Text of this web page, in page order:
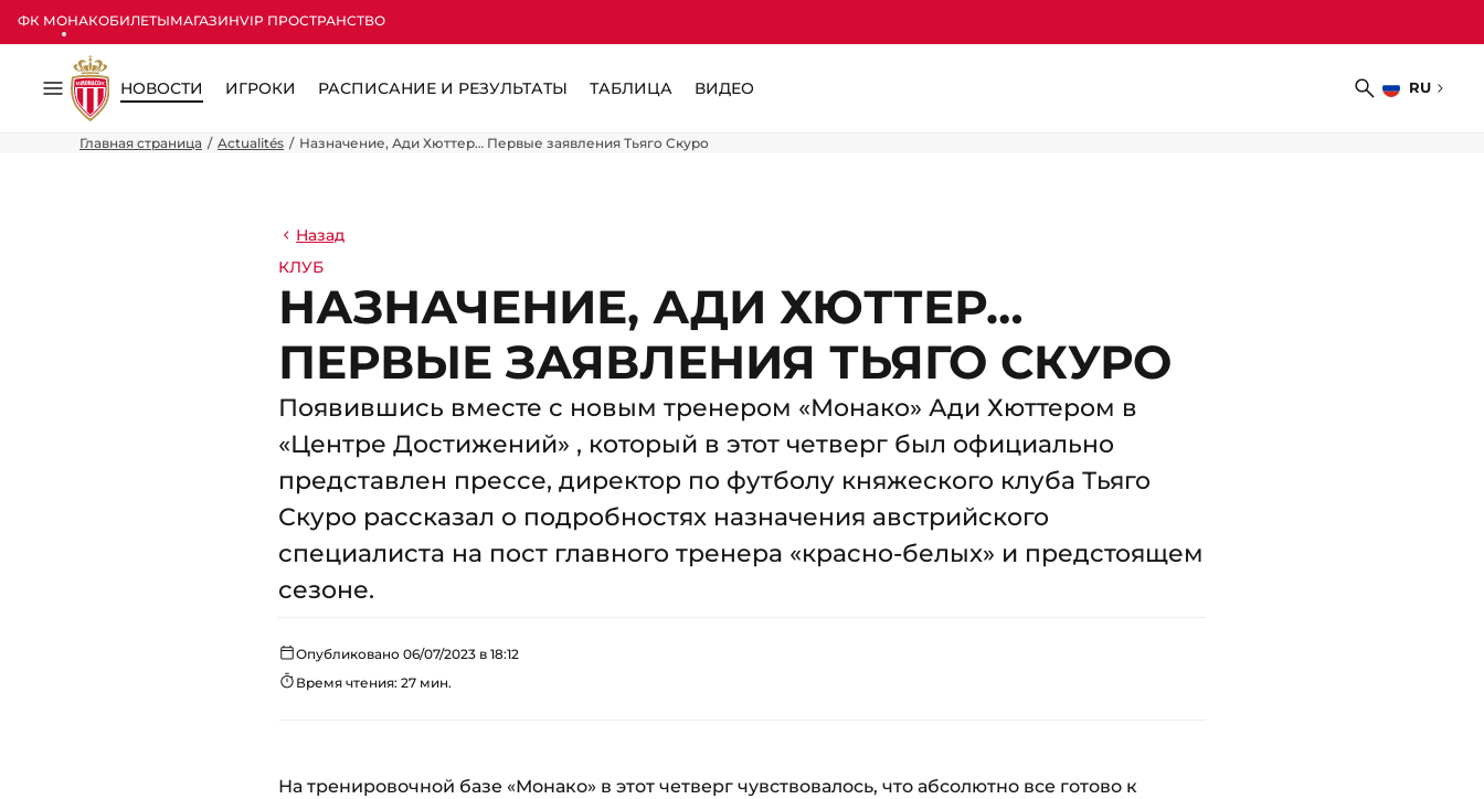
ФК МОНАКОБИЛЕТЫМАГАЗИНVIP ПРОСТРАНСТВО
Меню
НОВОСТИ ИГРОКИ РАСПИСАНИЕ И РЕЗУЛЬТАТЫ ТАБЛИЦА ВИДЕО
Поиск
RU
Выбрать
Главная страница Actualités Назначение, Ади Хюттер… Первые заявления Тьяго Скуро
Назад
КЛУБ
НАЗНАЧЕНИЕ, АДИ ХЮТТЕР…
ПЕРВЫЕ ЗАЯВЛЕНИЯ ТЬЯГО СКУРО
Появившись вместе с новым тренером «Монако» Ади Хюттером в
«Центре Достижений» , который в этот четверг был официально
представлен прессе, директор по футболу княжеского клуба Тьяго
Скуро рассказал о подробностях назначения австрийского
специалиста на пост главного тренера «красно-белых» и предстоящем
сезоне.
Опубликовано 06/07/2023 в 18:12
Время чтения: 27 мин.
На тренировочной базе «Монако» в этот четверг чувствовалось, что абсолютно все готово к